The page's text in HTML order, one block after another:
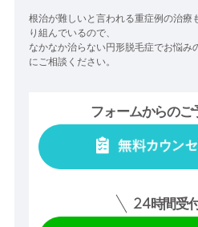
根治が難しいと言われる重症例の治療
り組んでいるので、
なかなか治らない円形脱毛症でお悩み
にご相談ください。
フォームからのご
24時間受